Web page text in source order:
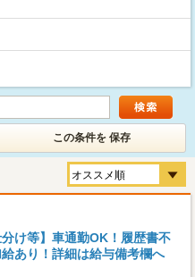
この条件を 保存
分け等】車通勤OK！履歴書不
あり！詳細は給与備考欄へ